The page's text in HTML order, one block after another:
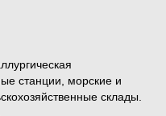
станции, морские и
склады.